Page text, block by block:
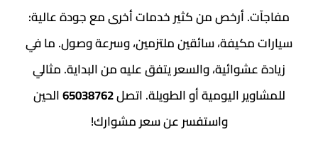
أرخص من كثير خدمات أخرى مع جودة عالية:
مكيفة، سائقين ملتزمين، وسرعة وصول. ما في
والسعر يتفق عليه من البداية. مثالي
اليومية أو الطويلة. اتصل65038762الحين
واستفسر عن سعر مشوارك!